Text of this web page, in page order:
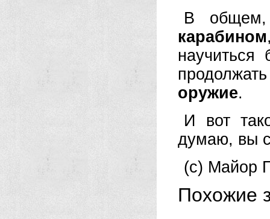
В
карабином
оружие.
И вот
думаю, вы
(c) Майор
Похожие